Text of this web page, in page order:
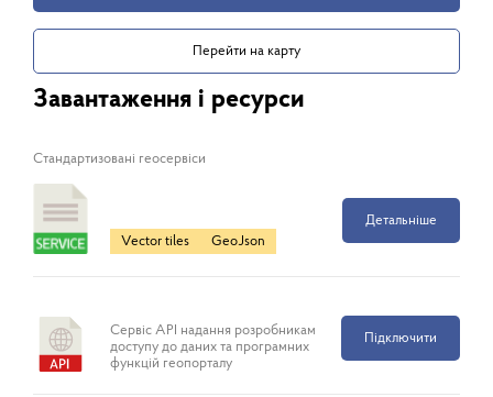
Завантаження і ресурси
Cтандартизовані геосервіси
Vector tiles GeoJson
Детальніше
Сервіс API надання розробникам
доступу до даних та програмних
функцій геопорталу
Підключити
Перейти на карту